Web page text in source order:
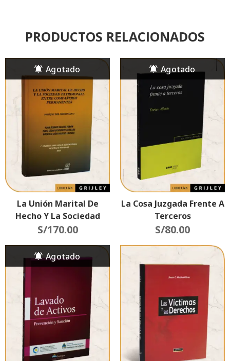
PRODUCTOS RELACIONADOS
La Unión Marital De
Hecho Y La Sociedad
Patrimonial Entre
Permanentes (Parejas
Del Mismo Sexo)
S/170.00
La Cosa Juzgada Frente A
Terceros
S/80.00